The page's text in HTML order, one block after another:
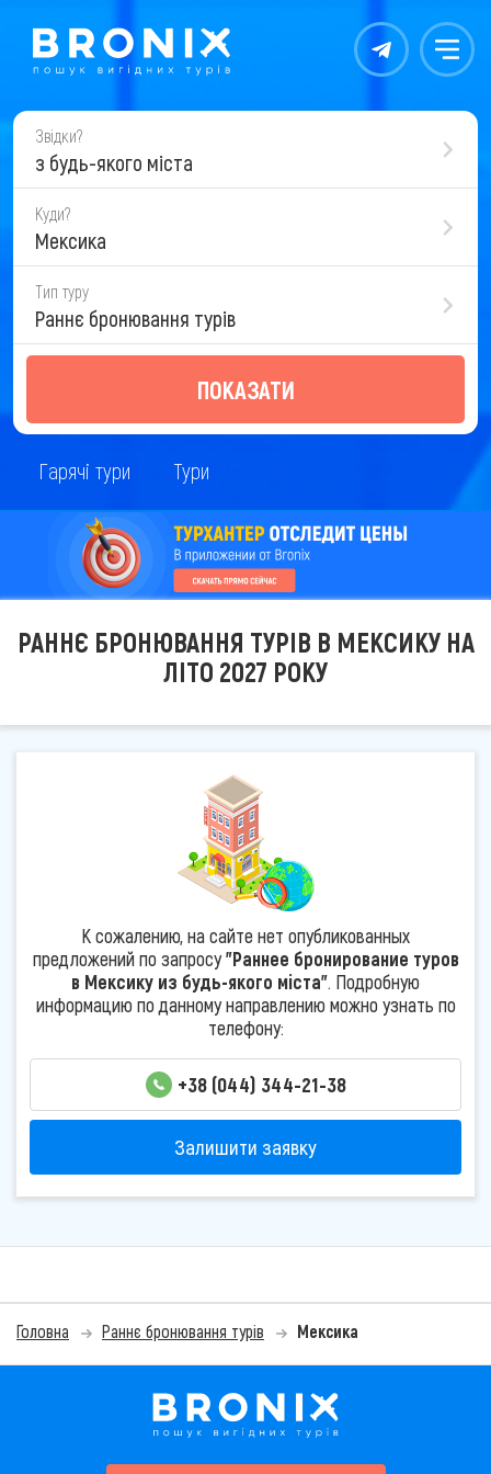
Контакты Меню
Звідки?
з будь-якого міста
Куди?
Мексика
Тип туру
Раннє бронювання турів
ПОКАЗАТИ
Гарячі тури Тури
РАННЄ БРОНЮВАННЯ ТУРІВ В МЕКСИКУ НА
ЛІТО 2027 РОКУ
К сожалению, на сайте нет опубликованных
предложений по запросу"Раннее бронирование туров
в Мексику из будь-якого міста". Подробную
информацию по данному направлению можно узнать по
телефону:
+38 (044) 344-21-38
Залишити заявку
Головна Раннє бронювання турів Мексика